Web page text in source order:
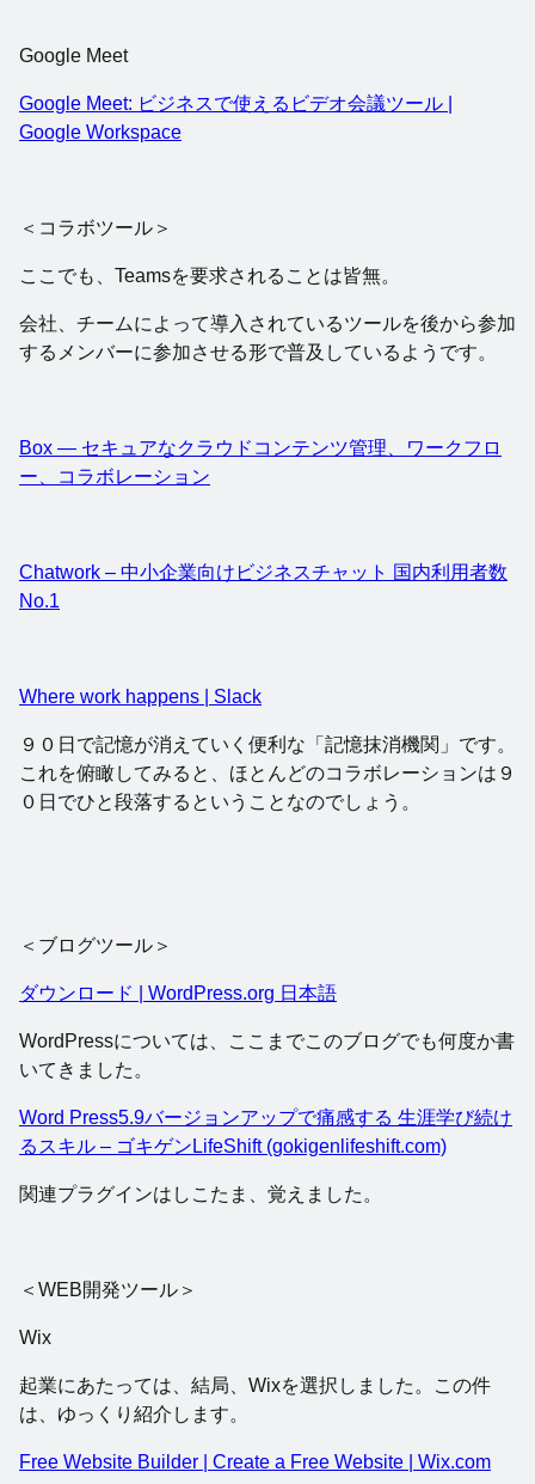
Google Meet
Google Meet: ビジネスで使えるビデオ会議ツール |
Google Workspace
＜コラボツール＞
ここでも、Teamsを要求されることは皆無。
会社、チームによって導入されているツールを後から参加
するメンバーに参加させる形で普及しているようです。
Box — セキュアなクラウドコンテンツ管理、ワークフロ
ー、コラボレーション
Chatwork – 中小企業向けビジネスチャット 国内利用者数
No.1
Where work happens | Slack
９０日で記憶が消えていく便利な「記憶抹消機関」です。
これを俯瞰してみると、ほとんどのコラボレーションは９
０日でひと段落するということなのでしょう。
＜ブログツール＞
ダウンロード | WordPress.org 日本語
WordPressについては、ここまでこのブログでも何度か書
いてきました。
Word Press5.9バージョンアップで痛感する 生涯学び続け
るスキル – ゴキゲンLifeShift (gokigenlifeshift.com)
関連プラグインはしこたま、覚えました。
＜WEB開発ツール＞
Wix
起業にあたっては、結局、Wixを選択しました。この件
は、ゆっくり紹介します。
Free Website Builder | Create a Free Website | Wix.com